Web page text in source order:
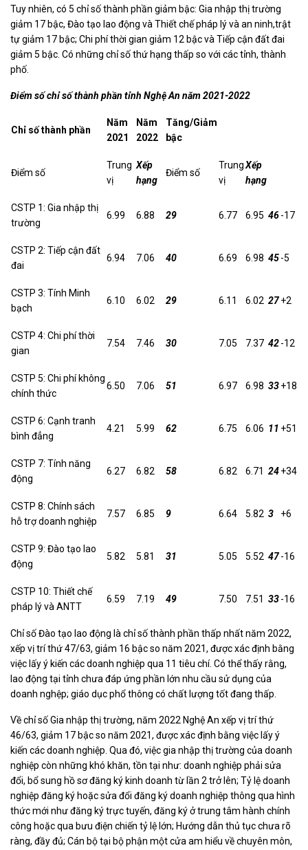
Tuy nhiên, có 5 chỉ số thành phần giảm bậc: Gia nhập thị trường
giảm 17 bậc, Đào tạo lao động và Thiết chế pháp lý và an ninh,trật
tự giảm 17 bậc; Chi phí thời gian giảm 12 bậc và Tiếp cận đất đai
giảm 5 bậc. Có những chỉ số thứ hạng thấp so với các tỉnh, thành
phố.
Điểm số chỉ số thành phần tỉnh Nghệ An năm 2021-2022
Chỉ số thành phần
Năm
2021
Năm
2022
Tăng/Giảm
bậc
Điểm số
Trung
vị
Xếp
hạng
Điểm số
Trung
vị
Xếp
hạng
CSTP 1: Gia nhập thị
trường
6.99 6.88 29 6.77 6.95 46-17
CSTP 2: Tiếp cận đất
đai
6.94 7.06 40 6.69 6.98 45-5
CSTP 3: Tính Minh
bạch
6.10 6.02 29 6.11 6.02 27+2
CSTP 4: Chi phí thời
gian
7.54 7.46 30 7.05 7.37 42-12
CSTP 5: Chi phí không
chính thức
6.50 7.06 51 6.97 6.98 33+18
CSTP 6: Cạnh tranh
bình đẳng
4.21 5.99 62 6.75 6.06 11 +51
CSTP 7: Tính năng
động
6.27 6.82 58 6.82 6.71 24+34
CSTP 8: Chính sách
hỗ trợ doanh nghiệp
7.57 6.85 9 6.64 5.82 3 +6
CSTP 9: Đào tạo lao
động
5.82 5.81 31 5.05 5.52 47-16
CSTP 10: Thiết chế
pháp lý và ANTT
6.59 7.19 49 7.50 7.51 33-16
Chỉ số Đào tạo lao động là chỉ số thành phần thấp nhất năm 2022,
xếp vị trí thứ 47/63, giảm 16 bậc so năm 2021, được xác định bằng
việc lấy ý kiến các doanh nghiệp qua 11 tiêu chí. Có thể thấy rằng,
lao động tại tỉnh chưa đáp ứng phần lớn nhu cầu sử dụng của
doanh nghệp; giáo dục phổ thông có chất lượng tốt đang thấp.
Về chỉ số Gia nhập thị trường, năm 2022 Nghệ An xếp vị trí thứ
46/63, giảm 17 bậc so năm 2021, được xác định bằng việc lấy ý
kiến các doanh nghiệp. Qua đó, việc gia nhập thị trường của doanh
nghiệp còn những khó khăn, tồn tại như: doanh nghiệp phải sửa
đổi, bổ sung hồ sơ đăng ký kinh doanh từ lần 2 trở lên; Tỷ lệ doanh
nghiệp đăng ký hoặc sửa đổi đăng ký doanh nghiệp thông qua hình
thức mới như đăng ký trực tuyến, đăng ký ở trung tâm hành chính
công hoặc qua bưu điện chiến tỷ lệ lớn; Hướng dẫn thủ tục chưa rõ
ràng, đầy đủ; Cán bộ tại bộ phận một cửa am hiểu về chuyên môn,